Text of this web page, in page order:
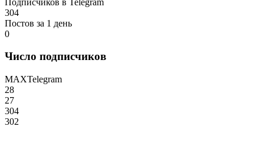
304
Постов за 1 день
0
Число подписчиков
MAXTelegram
28
27
304
302